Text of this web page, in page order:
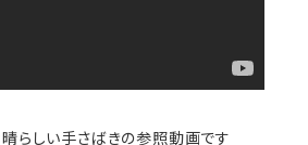
しい手さばきの参照動画です